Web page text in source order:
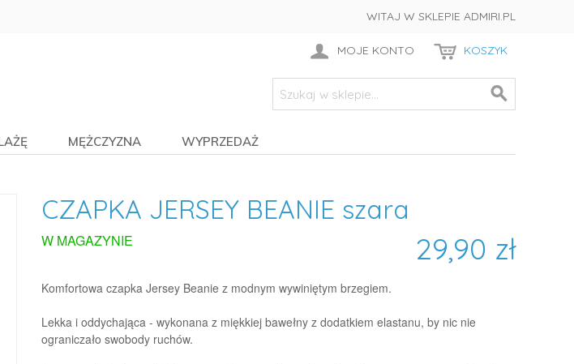
WITAJ W SKLEPIE ADMIRI.PL
MOJE KONTO KOSZYK
MĘŻCZYZNA WYPRZEDAŻ
CZAPKA JERSEY BEANIE szara
29,90 zł
W MAGAZYNIE
Komfortowa czapka Jersey Beanie z modnym wywiniętym brzegiem.
Lekka i oddychająca - wykonana z miękkiej bawełny z dodatkiem elastanu, by nic nie
ograniczało swobody ruchów.